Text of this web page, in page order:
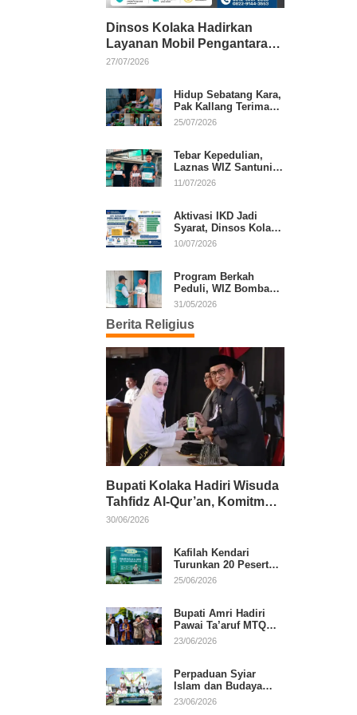
Dinsos Kolaka Hadirkan
Layanan Mobil Pengantaran
Gratis bagi Pasien Penerima
27/07/2026
Hidup Sebatang Kara,
Pak Kallang Terima
Bantuan dari Laznas
25/07/2026
Tebar Kepedulian,
Laznas WIZ Santuni
Anak Yatim dan
11/07/2026
Aktivasi IKD Jadi
Syarat, Dinsos Kolaka
Sosialisasikan
10/07/2026
Program Berkah
Peduli, WIZ Bombana
Bantu Lansia dan
31/05/2026
Berita Religius
Bupati Kolaka Hadiri Wisuda
Tahfidz Al-Qur’an, Komitmen
Dukung Pendidikan
30/06/2026
Kafilah Kendari
Turunkan 20 Peserta
pada Hari Pertama
25/06/2026
Bupati Amri Hadiri
Pawai Ta’aruf MTQ
XXXI Sultra, Beri
23/06/2026
Perpaduan Syiar
Islam dan Budaya
Warnai Pawai Ta’aruf
23/06/2026